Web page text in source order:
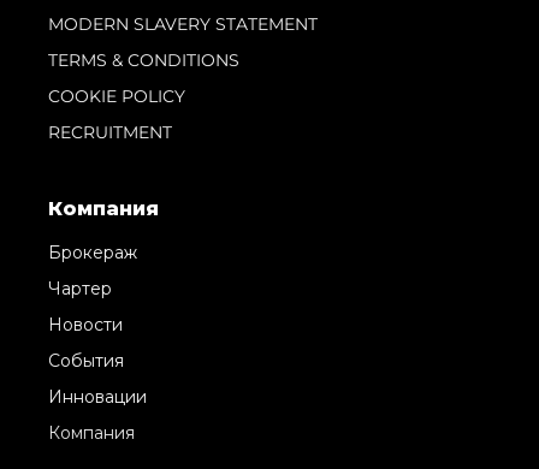
MODERN SLAVERY STATEMENT
TERMS & CONDITIONS
COOKIE POLICY
RECRUITMENT
Компания
Брокераж
Чартер
Новости
События
Инновации
Компания